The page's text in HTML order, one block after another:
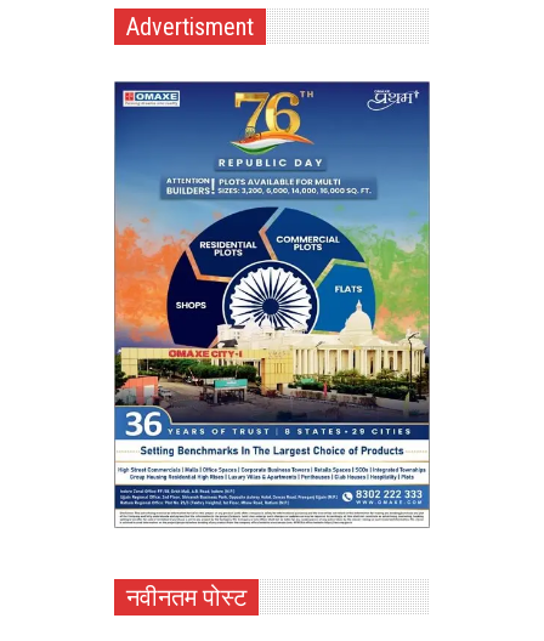
Advertisment
नवीनतम पोस्ट